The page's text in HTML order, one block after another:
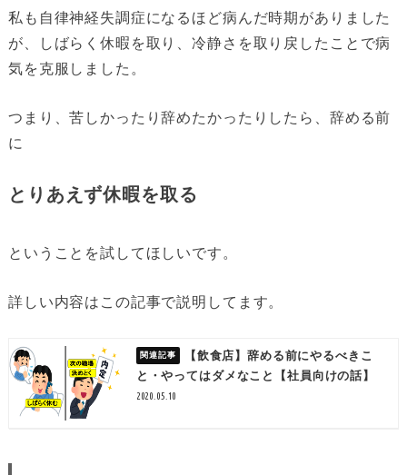
私も自律神経失調症になるほど病んだ時期がありました
が、しばらく休暇を取り、冷静さを取り戻したことで病
気を克服しました。
つまり、苦しかったり辞めたかったりしたら、辞める前
に
とりあえず休暇を取る
ということを試してほしいです。
詳しい内容はこの記事で説明してます。
【飲食店】辞める前にやるべきこ
と・やってはダメなこと【社員向けの話】
2020.05.10